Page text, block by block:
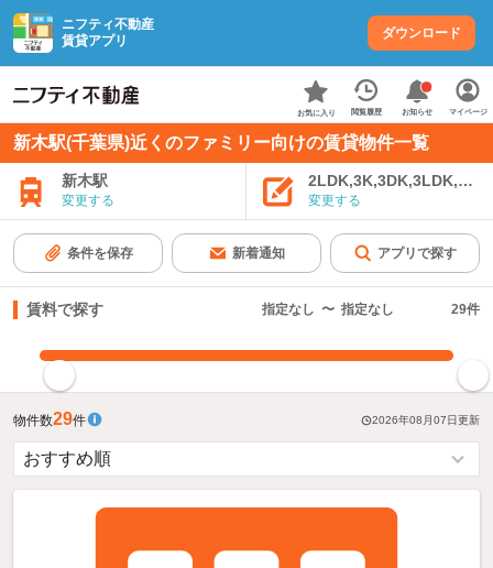
ニフティ不動産
賃貸アプリ
ダウンロード
お気に入り 閲覧履歴 お知らせ マイページ
新木駅(千葉県)近くのファミリー向けの賃貸物件一覧
新木駅
変更する 変更する
条件を保存 新着通知 アプリで探す
賃料で探す 指定なし 〜 指定なし 29件
物件数29件 2026年08月07日更新